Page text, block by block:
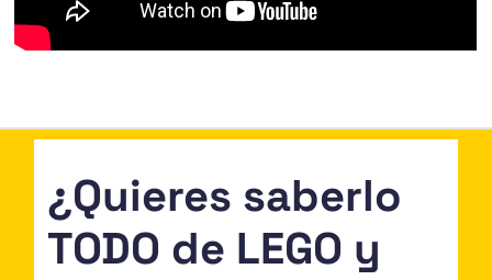
¿Quieres saberlo
TODO de LEGO y